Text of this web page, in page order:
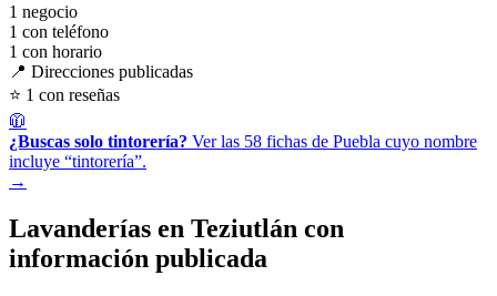
1 negocio
1 con teléfono
1 con horario
📍 Direcciones publicadas
⭐ 1 con reseñas
🧥
¿Buscas solo tintorería? Ver las 58 fichas de Puebla cuyo nombre
incluye “tintorería”.
→
Lavanderías en Teziutlán con
información publicada